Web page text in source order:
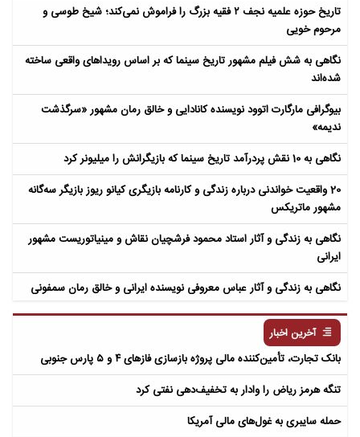
تاریخ حوزه علمیه نجف ۲ فقیه بزرگ را فراموش نمی‌کند؛ شیخ طوسی و
مرحوم خویی
نگاهی به شش فیلم مشهور تاریخ سینما که بر اساس رویداهای واقعی ساخته
شده‌اند
بیوگرافی مارگارت اتوود نویسنده کانادایی و خالق رمان مشهور «سرگذشت
ندیمه»
نگاهی به 10 نقش پردرآمد تاریخ سینما که بازیگرانش را میلیونر کرد
20 واقعیت خواندنی درباره زندگی و کارنامه بازیگری کیانو ریوز بازیگر سه‌گانه
مشهور ماتریکس
نگاهی به زندگی و آثار استاد محمود فرشچیان نقاش و مینیاتوریست مشهور
ایرانی
نگاهی به زندگی و آثار عباس معروفی نویسنده ایرانی و خالق رمان سمفونی
آخرین اخبار
بانک تجارت، تأمین‌کننده مالی پروژه بازسازی فازهای ۴ و ۵ پارس جنوبی
تنگه هرمز ریاض را وادار به تخفیف‌دهی نفتی کرد
حمله سایبری به غول‌های مالی آمریکا